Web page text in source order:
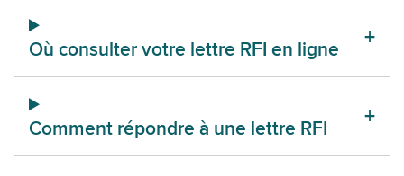
RFI
Où consulter votre lettre RFI en ligne
Comment répondre à une lettre RFI